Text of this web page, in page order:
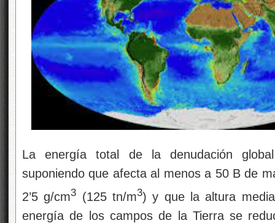
La energía total de la denudación
suponiendo que afecta al menos a 50 B de
2’5 g/cm3 (125 tn/m3) y que la altura
energía de los campos de la Tierra se